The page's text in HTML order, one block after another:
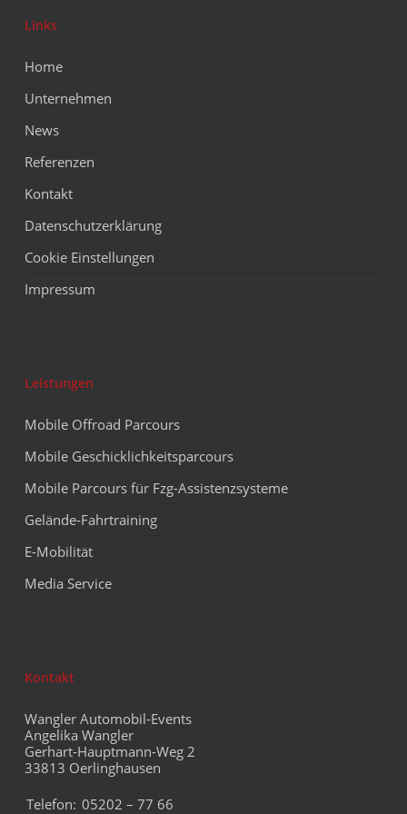
Links
Home
Unternehmen
News
Referenzen
Kontakt
Datenschutzerklärung
Cookie Einstellungen
Impressum
Leistungen
Mobile Offroad Parcours
Mobile Geschicklichkeitsparcours
Mobile Parcours für Fzg-Assistenzsysteme
Gelände-Fahrtraining
E-Mobilität
Media Service
Kontakt
Wangler Automobil-Events
Angelika Wangler
Gerhart-Hauptmann-Weg 2
33813 Oerlinghausen
Telefon: 05202 – 77 66